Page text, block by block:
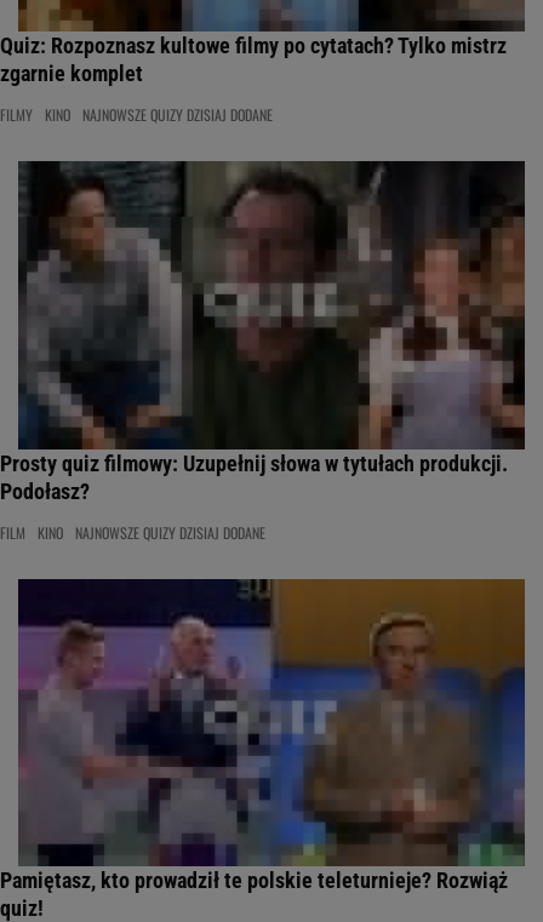
Quiz: Rozpoznasz kultowe filmy po cytatach? Tylko mistrz
zgarnie komplet
FILMY KINO NAJNOWSZE QUIZY DZISIAJ DODANE
Prosty quiz filmowy: Uzupełnij słowa w tytułach produkcji.
Podołasz?
FILM KINO NAJNOWSZE QUIZY DZISIAJ DODANE
Pamiętasz, kto prowadził te polskie teleturnieje? Rozwiąż
quiz!